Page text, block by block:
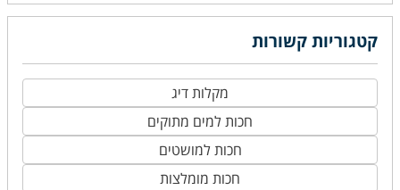
קטגוריות קשורות
מקלות דיג
חכות למים מתוקים
חכות למושטים
חכות מומלצות